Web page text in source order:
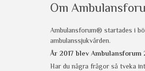
Om
Ambulansforum® startades i
ambulanssjukvården.
År 2017 blev
Har du några frågor så tveka